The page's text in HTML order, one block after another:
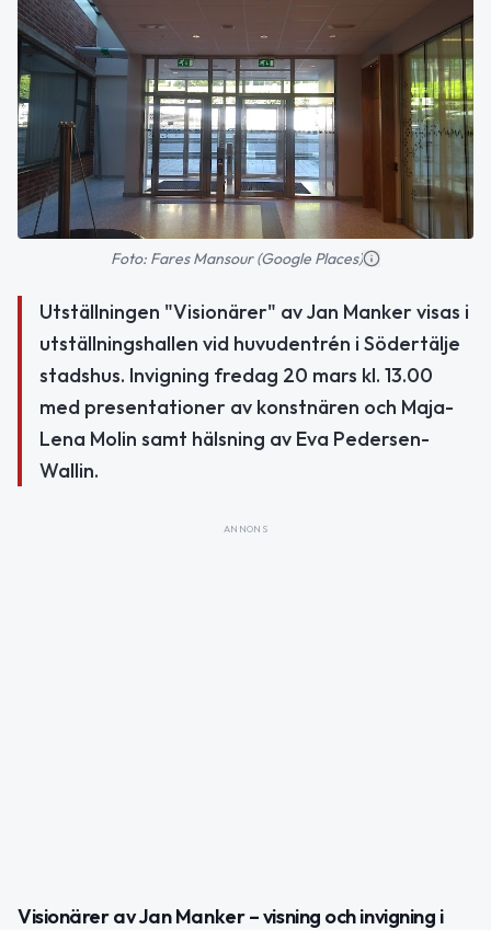
Foto: Fares Mansour (Google Places)
Utställningen "Visionärer" av Jan Manker visas i
utställningshallen vid huvudentrén i Södertälje
stadshus. Invigning fredag 20 mars kl. 13.00
med presentationer av konstnären och Maja-
Lena Molin samt hälsning av Eva Pedersen-
Wallin.
ANNONS
Visionärer av Jan Manker – visning och invigning i